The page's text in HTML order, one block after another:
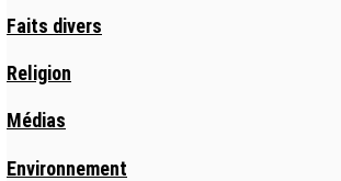
Faits divers
Religion
Médias
Environnement